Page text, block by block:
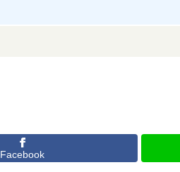
Facebook